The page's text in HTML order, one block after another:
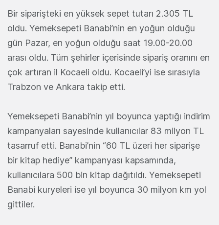
Bir siparişteki en yüksek sepet tutarı 2.305 TL
oldu. Yemeksepeti Banabi’nin en yoğun olduğu
gün Pazar, en yoğun olduğu saat 19.00-20.00
arası oldu. Tüm şehirler içerisinde sipariş oranını en
çok artıran il Kocaeli oldu. Kocaeli’yi ise sırasıyla
Trabzon ve Ankara takip etti.
Yemeksepeti Banabi’nin yıl boyunca yaptığı indirim
kampanyaları sayesinde kullanıcılar 83 milyon TL
tasarruf etti. Banabi’nin “60 TL üzeri her siparişe
bir kitap hediye” kampanyası kapsamında,
kullanıcılara 500 bin kitap dağıtıldı. Yemeksepeti
Banabi kuryeleri ise yıl boyunca 30 milyon km yol
gittiler.